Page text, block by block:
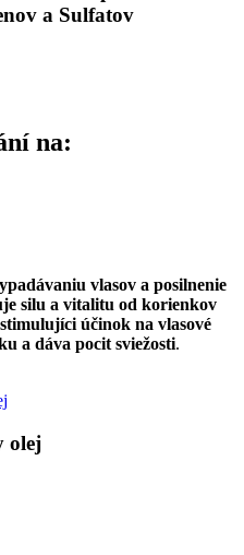
a Sulfatov
na:
vlasov a posilnenie
silu a vitalitu od korienkov
účinok na vlasové
a dáva pocit sviežosti.
olej